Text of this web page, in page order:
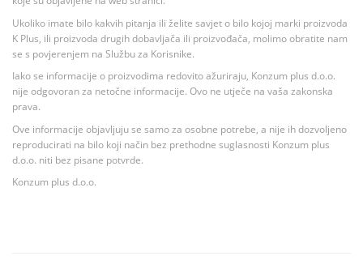
Ukoliko imate bilo kakvih pitanja ili želite savjet o bilo kojoj marki proizvoda
K Plus, ili proizvoda drugih dobavljača ili proizvođača, molimo obratite nam
se s povjerenjem na Službu za Korisnike.
Iako se informacije o proizvodima redovito ažuriraju, Konzum plus d.o.o.
nije odgovoran za netočne informacije. Ovo ne utječe na vaša zakonska
prava.
Ove informacije objavljuju se samo za osobne potrebe, a nije ih dozvoljeno
reproducirati na bilo koji način bez prethodne suglasnosti Konzum plus
d.o.o. niti bez pisane potvrde.
Konzum plus d.o.o.